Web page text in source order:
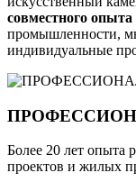
совместного опыта
промышленности,
индивидуальные
Более 20 лет опыта
проектов и жилых